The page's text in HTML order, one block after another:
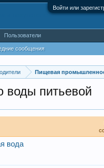
Войти или
Пищевая
воды питьевой
вода
сообщения
Пользователи